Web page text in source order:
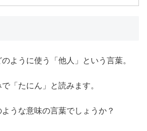
のように使う「他人」という言葉。
「たにん」と読みます。
ような意味の言葉でしょうか？